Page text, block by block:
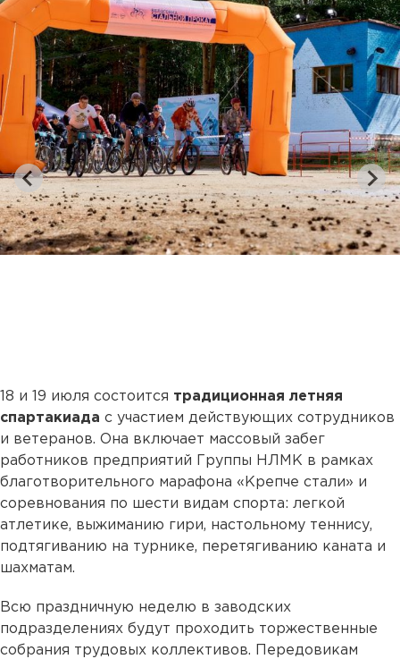
18 и 19 июля состоится традиционная летняя
спартакиада с участием действующих сотрудников
и ветеранов. Она включает массовый забег
работников предприятий Группы НЛМК в рамках
благотворительного марафона «Крепче стали» и
соревнования по шести видам спорта: легкой
атлетике, выжиманию гири, настольному теннису,
подтягиванию на турнике, перетягиванию каната и
шахматам.
Всю праздничную неделю в заводских
подразделениях будут проходить торжественные
собрания трудовых коллективов. Передовикам